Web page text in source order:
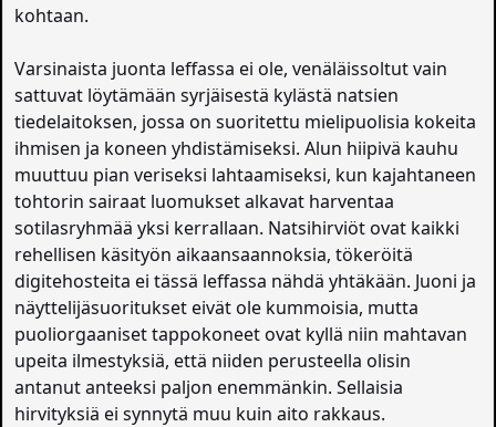
kohtaan.
Varsinaista juonta leffassa ei ole, venäläissoltut vain
sattuvat löytämään syrjäisestä kylästä natsien
tiedelaitoksen, jossa on suoritettu mielipuolisia kokeita
ihmisen ja koneen yhdistämiseksi. Alun hiipivä kauhu
muuttuu pian veriseksi lahtaamiseksi, kun kajahtaneen
tohtorin sairaat luomukset alkavat harventaa
sotilasryhmää yksi kerrallaan. Natsihirviöt ovat kaikki
rehellisen käsityön aikaansaannoksia, tökeröitä
digitehosteita ei tässä leffassa nähdä yhtäkään. Juoni ja
näyttelijäsuoritukset eivät ole kummoisia, mutta
puoliorgaaniset tappokoneet ovat kyllä niin mahtavan
upeita ilmestyksiä, että niiden perusteella olisin
antanut anteeksi paljon enemmänkin. Sellaisia
hirvityksiä ei synnytä muu kuin aito rakkaus.